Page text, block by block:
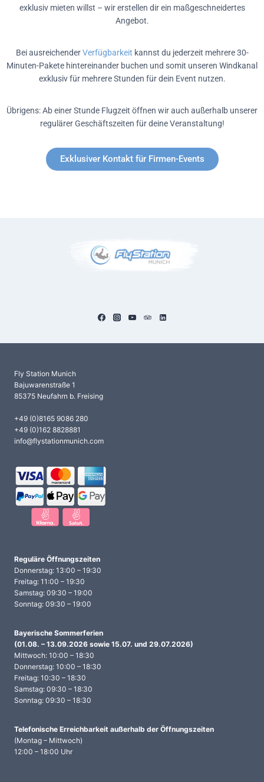
exklusiv mieten willst – wir erstellen dir ein maßgeschneidertes
Angebot.
Bei ausreichenderVerfügbarkeit kannst du jederzeit mehrere 30-
Minuten-Pakete hintereinander buchen und somit unseren Windkanal
exklusiv für mehrere Stunden für dein Event nutzen.
Übrigens: Ab einer Stunde Flugzeit öffnen wir auch außerhalb unserer
regulärer Geschäftszeiten für deine Veranstaltung!
Exklusiver Kontakt für Firmen-Events
Fly Station Munich
Bajuwarenstraße 1
85375 Neufahrn b. Freising
+49 (0)8165 9086 280
+49 (0)162 8828881
info@flystationmunich.com
Reguläre Öffnungszeiten
Donnerstag: 13:00 – 19:30
Freitag: 11:00 – 19:30
Samstag: 09:30 – 19:00
Sonntag: 09:30 – 19:00
Bayerische Sommerferien
(01.08. – 13.09.2026 sowie 15.07. und 29.07.2026)
Mittwoch: 10:00 – 18:30
Donnerstag: 10:00 – 18:30
Freitag: 10:30 – 18:30
Samstag: 09:30 – 18:30
Sonntag: 09:30 – 18:30
Telefonische Erreichbarkeit außerhalb der Öffnungszeiten
(Montag – Mittwoch)
12:00 – 18:00 Uhr